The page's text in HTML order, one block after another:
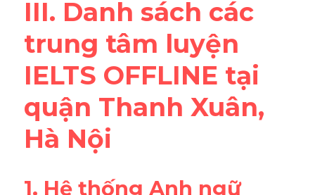
III. Danh sách các
trung tâm luyện
IELTS OFFLINE tại
quận Thanh Xuân,
Hà Nội
1. Hệ thống Anh ngữ